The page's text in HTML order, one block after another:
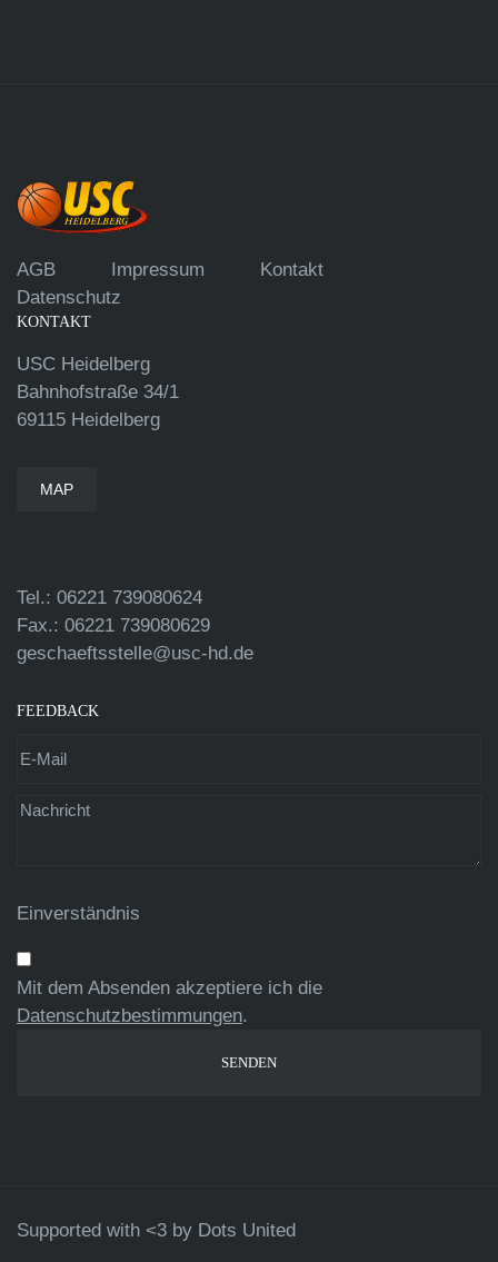
AGB Impressum
Kontakt
Datenschutz
KONTAKT
USC Heidelberg
Bahnhofstraße 34/1
69115 Heidelberg
MAP
Tel.: 06221 739080624
Fax.: 06221 739080629
geschaeftsstelle@usc-hd.de
FEEDBACK
Einverständnis
Mit dem Absenden akzeptiere ich die
Datenschutzbestimmungen.
Supported with <3 by Dots United